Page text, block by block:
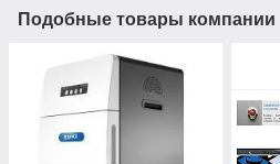
Подобные товары компании